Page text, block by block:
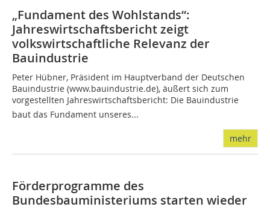
„Fundament des Wohlstands“:
Jahreswirtschaftsbericht zeigt
volkswirtschaftliche Relevanz der
Bauindustrie
Peter Hübner, Präsident im Hauptverband der Deutschen
Bauindustrie (www.bauindustrie.de), äußert sich zum
vorgestellten Jahreswirtschaftsbericht: Die Bauindustrie
baut das Fundament unseres...
mehr
Förderprogramme des
Bundesbauministeriums starten wieder